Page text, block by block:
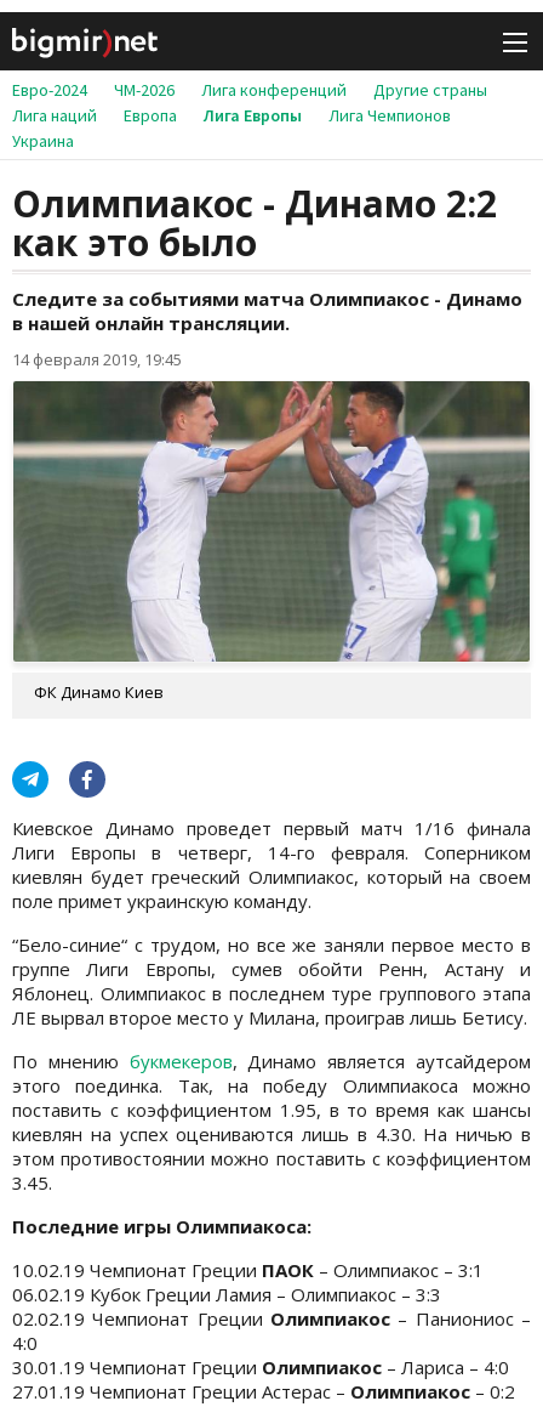
Евро-2024 ЧМ-2026 Лига конференций
Другие страны
Лига наций
Европа Лига Европы
Лига Чемпионов
Украина
Олимпиакос - Динамо 2:2
как это было
Следите за событиями матча Олимпиакос - Динамо
в нашей онлайн трансляции.
14 февраля 2019, 19:45
ФК Динамо Киев
Киевское Динамо проведет первый матч 1/16 финала
Лиги Европы в четверг, 14-го февраля. Соперником
киевлян будет греческий Олимпиакос, который на своем
поле примет украинскую команду.
“Бело-синие“ с трудом, но все же заняли первое место в
группе Лиги Европы, сумев обойти Ренн, Астану и
Яблонец. Олимпиакос в последнем туре группового этапа
ЛЕ вырвал второе место у Милана, проиграв лишь Бетису.
По мнению букмекеров, Динамо является аутсайдером
этого поединка. Так, на победу Олимпиакоса можно
поставить с коэффициентом 1.95, в то время как шансы
киевлян на успех оцениваются лишь в 4.30. На ничью в
этом противостоянии можно поставить с коэффициентом
3.45.
Последние игры Олимпиакоса:
10.02.19 Чемпионат Греции ПАОК – Олимпиакос – 3:1
06.02.19 Кубок Греции Ламия – Олимпиакос – 3:3
02.02.19 Чемпионат Греции Олимпиакос – Паниониос –
4:0
30.01.19 Чемпионат Греции Олимпиакос – Лариса – 4:0
27.01.19 Чемпионат Греции Астерас – Олимпиакос – 0:2